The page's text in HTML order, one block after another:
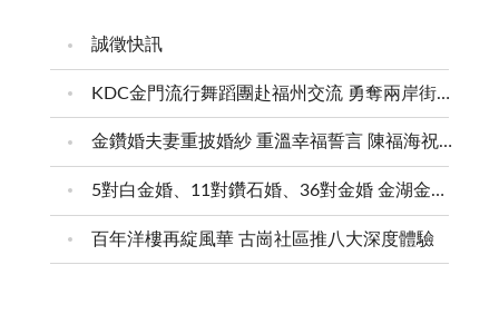
誠徵快訊
KDC金門流行舞蹈團赴福州交流 勇奪兩岸街舞賽三等獎
金鑽婚夫妻重披婚紗 重溫幸福誓言 陳福海祝福牽手半世紀 情深相守成典範
5對白金婚、11對鑽石婚、36對金婚 金湖金沙夫妻共享榮耀時刻 陳福海表揚金鑽婚夫妻 向半世紀相守家庭典範致敬
百年洋樓再綻風華 古崗社區推八大深度體驗